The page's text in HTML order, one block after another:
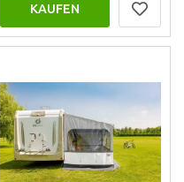
KAUFEN